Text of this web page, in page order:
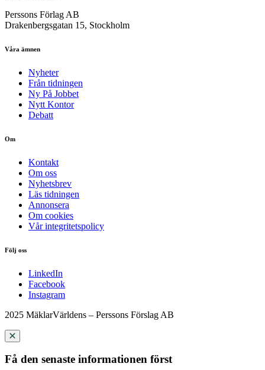
Perssons Förlag AB
Drakenbergsgatan 15, Stockholm
Våra ämnen
Nyheter
Från tidningen
Ny På Jobbet
Nytt Kontor
Debatt
Om
Kontakt
Om oss
Nyhetsbrev
Läs tidningen
Annonsera
Om cookies
Vår integritetspolicy
Följ oss
LinkedIn
Facebook
Instagram
2025 MäklarVärldens – Perssons Förslag AB
Få den senaste informationen först